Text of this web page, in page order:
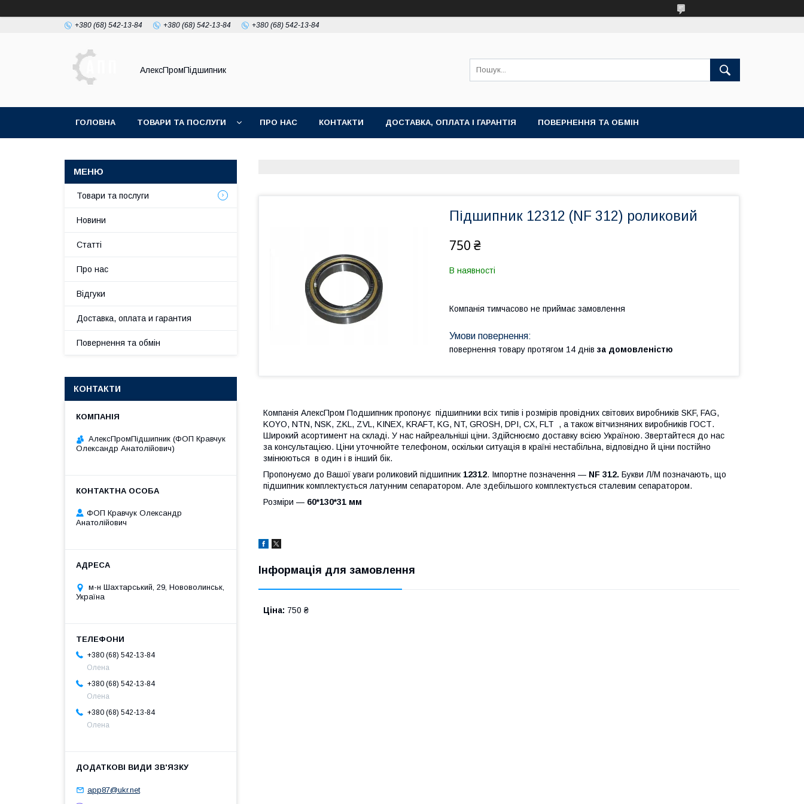
+380 (68) 542-13-84 +380 (68) 542-13-84 +380 (68) 542-13-84
АлексПромПідшипник
ГОЛОВНА ТОВАРИ ТА ПОСЛУГИ ПРО НАС КОНТАКТИ ДОСТАВКА, ОПЛАТА І ГАРАНТІЯ ПОВЕРНЕННЯ ТА ОБМІН
Підшипник 12312 (NF 312) роликовий
750 ₴
В наявності
Компанія тимчасово не приймає замовлення
повернення товару протягом 14 днів за домовленістю
Компанія АлексПром Подшипник пропонує підшипники всіх типів і розмірів провідних світових виробників SKF, FAG,
KOYO, NTN, NSK, ZKL, ZVL, KINEX, KRAFT, KG, NT, GROSH, DPI, CX, FLT , а також вітчизняних виробників ГОСТ.
Широкий асортимент на складі. У нас найреальніші ціни. Здійснюємо доставку всією Україною. Звертайтеся до нас
за консультацією. Ціни уточнюйте телефоном, оскільки ситуація в країні нестабільна, відповідно й ціни постійно
змінюються в один і в інший бік.
Пропонуємо до Вашої уваги роликовий підшипник 12312. Імпортне позначення — NF 312. Букви Л/M позначають, що
підшипник комплектується латунним сепаратором. Але здебільшого комплектується сталевим сепаратором.
Розміри — 60*130*31 мм
Інформація для замовлення
Ціна: 750 ₴
Товари та послуги
Новини
Статті
Про нас
Відгуки
Доставка, оплата и гарантия
Повернення та обмін
КОНТАКТИ
АлексПромПідшипник (ФОП Кравчук
Олександр Анатолійович)
ФОП Кравчук Олександр
Анатолійович
м-н Шахтарський, 29, Нововолинськ,
Україна
+380 (68) 542-13-84
Олена
+380 (68) 542-13-84
Олена
+380 (68) 542-13-84
Олена
app87@ukr.net